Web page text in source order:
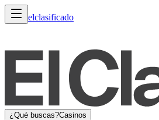
elclasificado
¿Qué buscas?Casinos